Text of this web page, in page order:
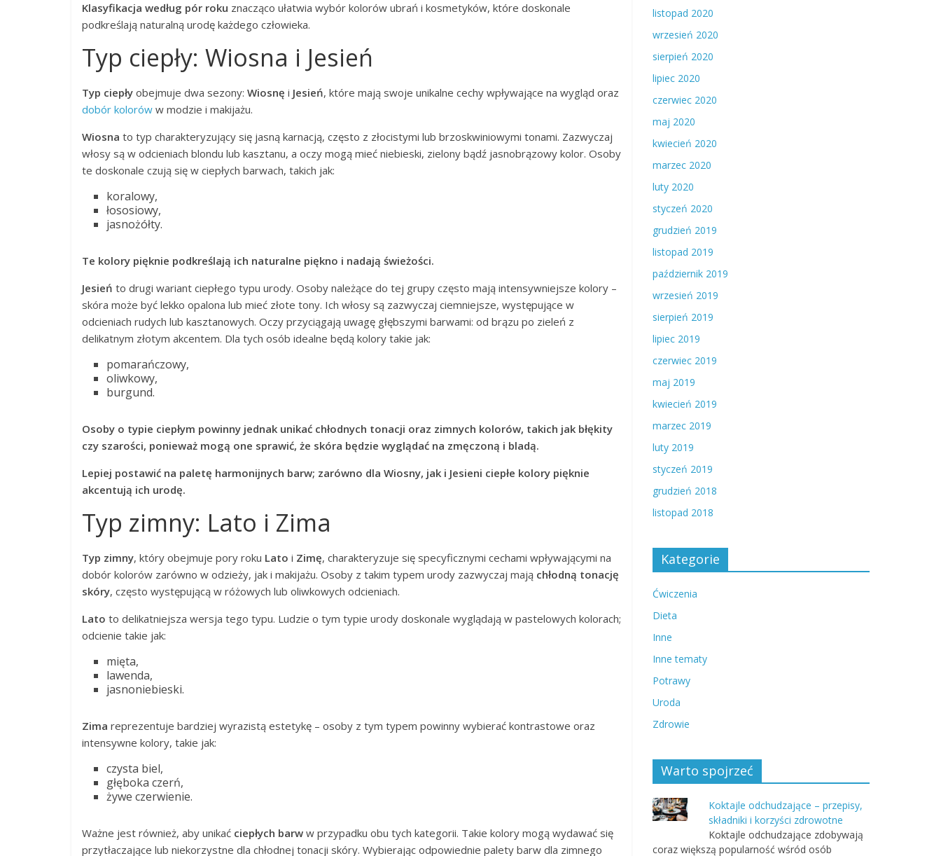
Klasyfikacja według pór roku znacząco ułatwia wybór kolorów ubrań i kosmetyków, które doskonale
podkreślają naturalną urodę każdego człowieka.
Typ ciepły: Wiosna i Jesień
Typ ciepły obejmuje dwa sezony: Wiosnę i Jesień, które mają swoje unikalne cechy wpływające na wygląd oraz
dobór kolorów w modzie i makijażu.
Wiosna to typ charakteryzujący się jasną karnacją, często z złocistymi lub brzoskwiniowymi tonami. Zazwyczaj
włosy są w odcieniach blondu lub kasztanu, a oczy mogą mieć niebieski, zielony bądź jasnobrązowy kolor. Osoby
te doskonale czują się w ciepłych barwach, takich jak:
koralowy,
łososiowy,
jasnożółty.
Te kolory pięknie podkreślają ich naturalne piękno i nadają świeżości.
Jesień to drugi wariant ciepłego typu urody. Osoby należące do tej grupy często mają intensywniejsze kolory –
skóra może być lekko opalona lub mieć złote tony. Ich włosy są zazwyczaj ciemniejsze, występujące w
odcieniach rudych lub kasztanowych. Oczy przyciągają uwagę głębszymi barwami: od brązu po zieleń z
delikatnym złotym akcentem. Dla tych osób idealne będą kolory takie jak:
pomarańczowy,
oliwkowy,
burgund.
Osoby o typie ciepłym powinny jednak unikać chłodnych tonacji oraz zimnych kolorów, takich jak błękity
czy szarości, ponieważ mogą one sprawić, że skóra będzie wyglądać na zmęczoną i bladą.
Lepiej postawić na paletę harmonijnych barw; zarówno dla Wiosny, jak i Jesieni ciepłe kolory pięknie
akcentują ich urodę.
Typ zimny: Lato i Zima
Typ zimny, który obejmuje pory roku Lato i Zimę, charakteryzuje się specyficznymi cechami wpływającymi na
dobór kolorów zarówno w odzieży, jak i makijażu. Osoby z takim typem urody zazwyczaj mają chłodną tonację
skóry, często występującą w różowych lub oliwkowych odcieniach.
Lato to delikatniejsza wersja tego typu. Ludzie o tym typie urody doskonale wyglądają w pastelowych kolorach;
odcienie takie jak:
mięta,
lawenda,
jasnoniebieski.
Zima reprezentuje bardziej wyrazistą estetykę – osoby z tym typem powinny wybierać kontrastowe oraz
intensywne kolory, takie jak:
czysta biel,
głęboka czerń,
żywe czerwienie.
Ważne jest również, aby unikać ciepłych barw w przypadku obu tych kategorii. Takie kolory mogą wydawać się
przytłaczające lub niekorzystne dla chłodnej tonacji skóry. Wybierając odpowiednie palety barw dla zimnego
listopad 2020
wrzesień 2020
sierpień 2020
lipiec 2020
czerwiec 2020
maj 2020
kwiecień 2020
marzec 2020
luty 2020
styczeń 2020
grudzień 2019
listopad 2019
październik 2019
wrzesień 2019
sierpień 2019
lipiec 2019
czerwiec 2019
maj 2019
kwiecień 2019
marzec 2019
luty 2019
styczeń 2019
grudzień 2018
listopad 2018
Kategorie
Ćwiczenia
Dieta
Inne
Inne tematy
Potrawy
Uroda
Zdrowie
Warto spojrzeć
Koktajle odchudzające – przepisy,
składniki i korzyści zdrowotne
Koktajle odchudzające zdobywają
coraz większą popularność wśród osób